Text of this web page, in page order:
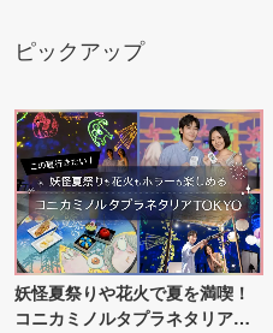
ピックアップ
妖怪夏祭りや花火で夏を満喫！
コニカミノルタプラネタリア